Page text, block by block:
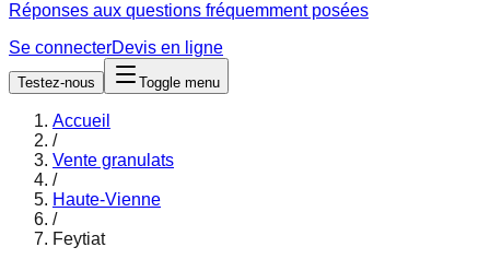
Réponses aux questions fréquemment posées
Se connecterDevis en ligne
Testez-nous Toggle menu
Accueil
/
Vente granulats
/
Haute-Vienne
/
Feytiat